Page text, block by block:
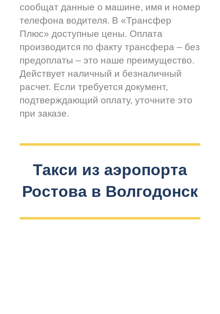
сообщат данные о машине, имя и номер
телефона водителя. В «Трансфер
Плюс» доступные цены. Оплата
производится по факту трансфера – без
предоплаты – это наше преимущество.
Действует наличный и безналичный
расчет. Если требуется документ,
подтверждающий оплату, уточните это
при заказе.
Такси из аэропорта
Ростова в Волгодонск